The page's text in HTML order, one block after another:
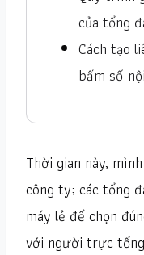
của tổng
Cách tạo
bấm số
Thời gian này,
công ty; các tổng
máy lẻ để chọn
với người trực